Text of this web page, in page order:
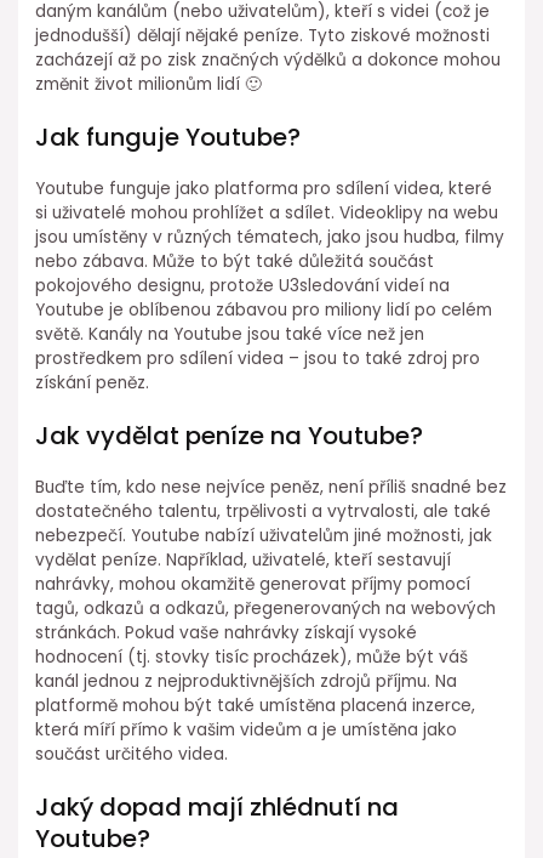
daným kanálům (nebo uživatelům), kteří s videi (což je
jednodušší) dělají nějaké peníze. Tyto ziskové možnosti
zacházejí až po zisk značných výdělků a dokonce mohou
změnit život milionům lidí 🙂
Jak funguje Youtube?
Youtube funguje jako platforma pro sdílení videa, které
si uživatelé mohou prohlížet a sdílet. Videoklipy na webu
jsou umístěny v různých tématech, jako jsou hudba, filmy
nebo zábava. Může to být také důležitá součást
pokojového designu, protože U3sledování videí na
Youtube je oblíbenou zábavou pro miliony lidí po celém
světě. Kanály na Youtube jsou také více než jen
prostředkem pro sdílení videa – jsou to také zdroj pro
získání peněz.
Jak vydělat peníze na Youtube?
Buďte tím, kdo nese nejvíce peněz, není příliš snadné bez
dostatečného talentu, trpělivosti a vytrvalosti, ale také
nebezpečí. Youtube nabízí uživatelům jiné možnosti, jak
vydělat peníze. Například, uživatelé, kteří sestavují
nahrávky, mohou okamžitě generovat příjmy pomocí
tagů, odkazů a odkazů, přegenerovaných na webových
stránkách. Pokud vaše nahrávky získají vysoké
hodnocení (tj. stovky tisíc procházek), může být váš
kanál jednou z nejproduktivnějších zdrojů příjmu. Na
platformě mohou být také umístěna placená inzerce,
která míří přímo k vašim videům a je umístěna jako
součást určitého videa.
Jaký dopad mají zhlédnutí na
Youtube?